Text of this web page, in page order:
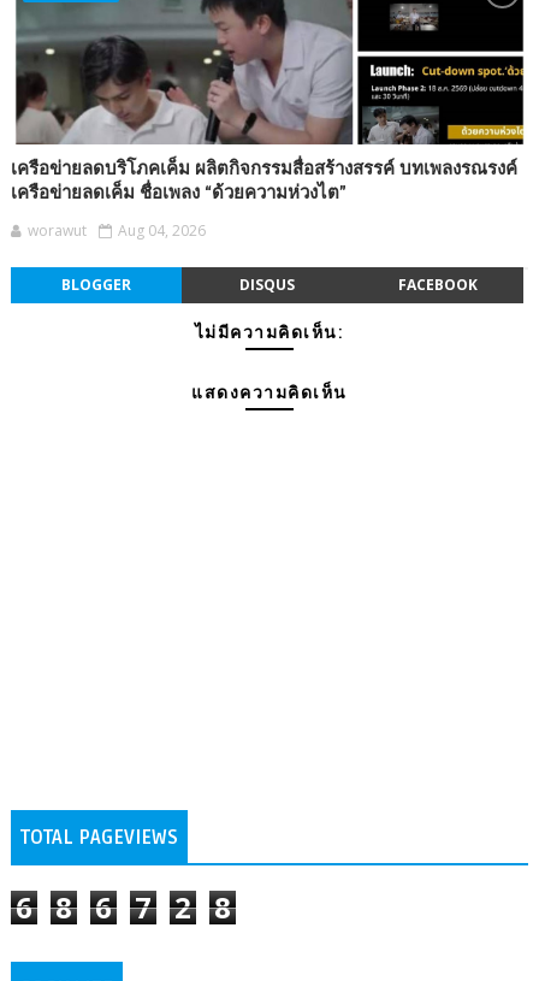
เครือข่ายลดบริโภคเค็ม ผลิตกิจกรรมสื่อสร้างสรรค์ บทเพลงรณรงค์
เครือข่ายลดเค็ม ชื่อเพลง “ด้วยความห่วงไต”
worawut Aug 04, 2026
BLOGGER DISQUS FACEBOOK
ไม่มีความคิดเห็น:
แสดงความคิดเห็น
TOTAL PAGEVIEWS
6 8 6 7 2 8